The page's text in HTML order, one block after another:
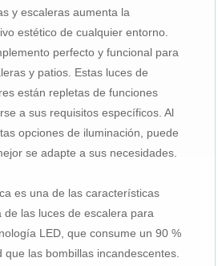
y escaleras aumenta la
estético de cualquier entorno.
perfecto y funcional para
y patios. Estas luces de
están repletas de funciones
a sus requisitos específicos. Al
opciones de iluminación, puede
se adapte a sus necesidades.
es una de las características
las luces de escalera para
LED, que consume un 90 %
que las bombillas incandescentes.